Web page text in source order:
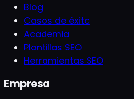
Blog
Casos de éxito
Academia
Plantillas SEO
Herramientas SEO
Empresa